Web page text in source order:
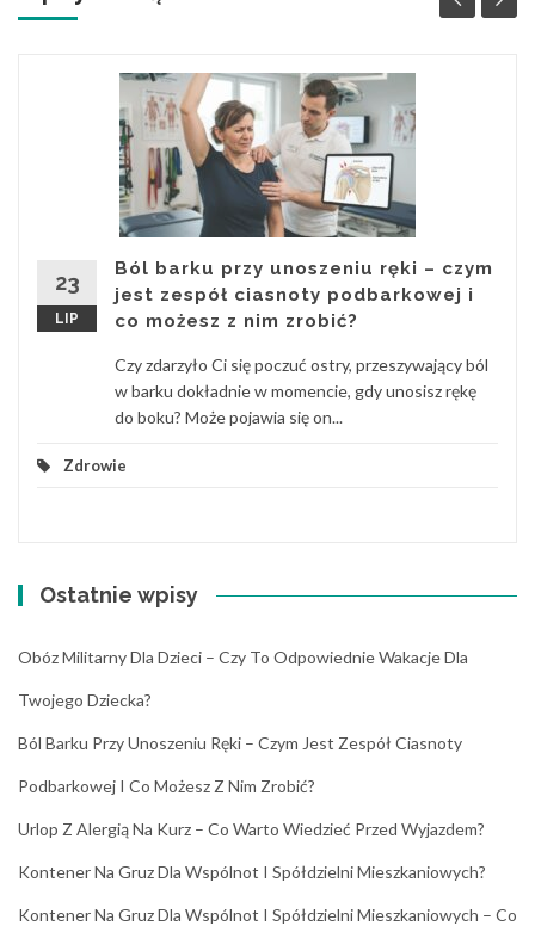
23
LIP
Ból barku przy unoszeniu ręki – czym
jest zespół ciasnoty podbarkowej i
co możesz z nim zrobić?
Czy zdarzyło Ci się poczuć ostry, przeszywający ból
w barku dokładnie w momencie, gdy unosisz rękę
do boku? Może pojawia się on...
Zdrowie
Ostatnie wpisy
Obóz Militarny Dla Dzieci – Czy To Odpowiednie Wakacje Dla
Twojego Dziecka?
Ból Barku Przy Unoszeniu Ręki – Czym Jest Zespół Ciasnoty
Podbarkowej I Co Możesz Z Nim Zrobić?
Urlop Z Alergią Na Kurz – Co Warto Wiedzieć Przed Wyjazdem?
Kontener Na Gruz Dla Wspólnot I Spółdzielni Mieszkaniowych?
Kontener Na Gruz Dla Wspólnot I Spółdzielni Mieszkaniowych – Co